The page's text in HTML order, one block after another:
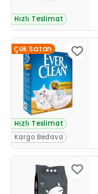
Hızlı Teslimat
Çok Satan
Hızlı Teslimat
Kargo Bedava